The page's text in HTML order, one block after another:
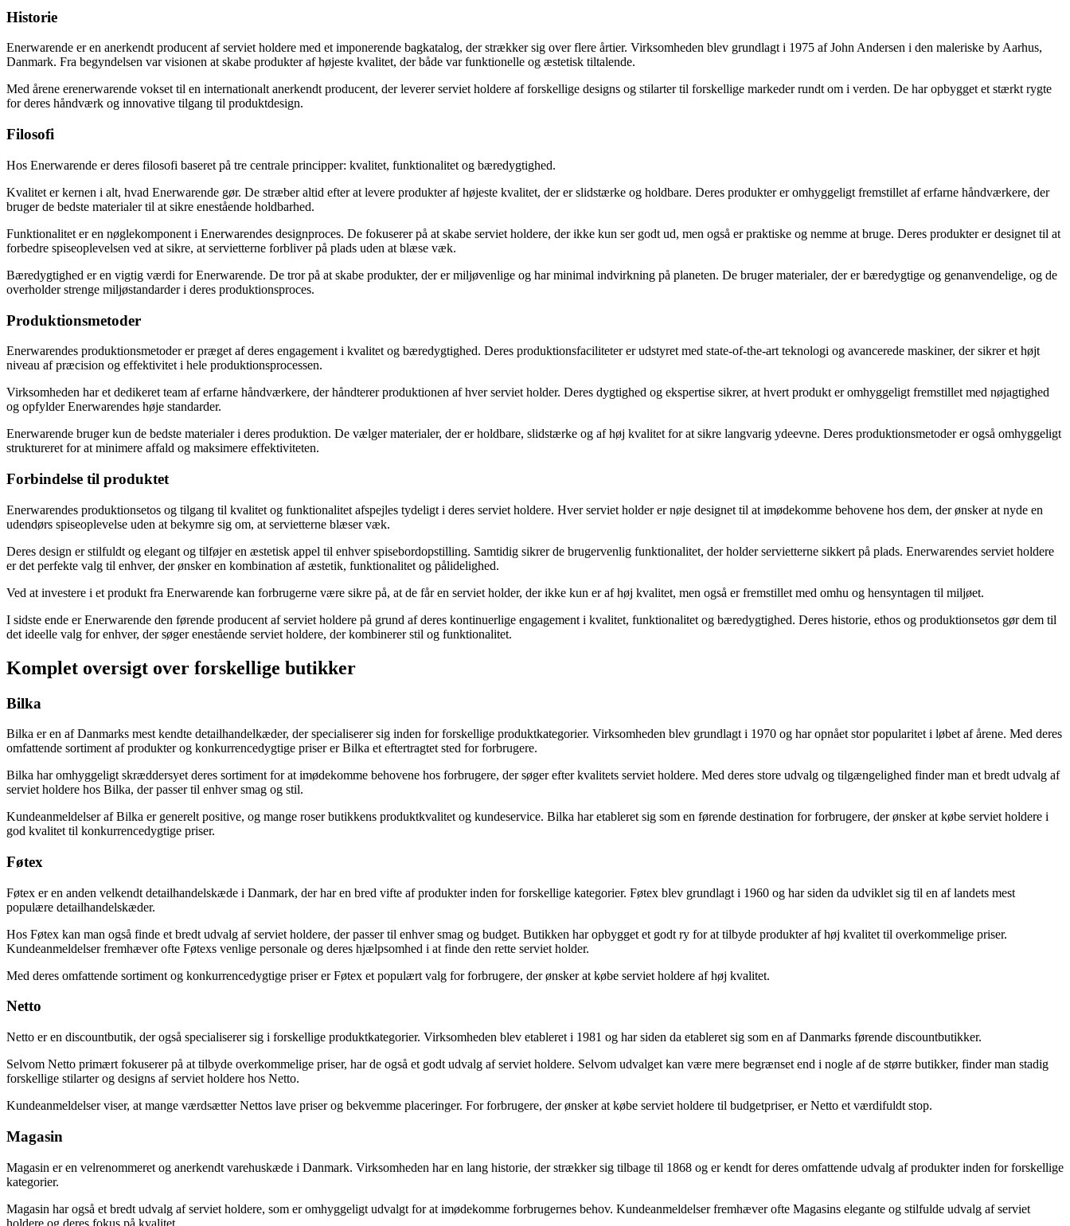
Historie
Enerwarende er en anerkendt producent af serviet holdere med et imponerende bagkatalog, der strækker sig over flere årtier. Virksomheden blev grundlagt i 1975 af John Andersen i den maleriske by Aarhus,
Danmark. Fra begyndelsen var visionen at skabe produkter af højeste kvalitet, der både var funktionelle og æstetisk tiltalende.
Med årene erenerwarende vokset til en internationalt anerkendt producent, der leverer serviet holdere af forskellige designs og stilarter til forskellige markeder rundt om i verden. De har opbygget et stærkt rygte
for deres håndværk og innovative tilgang til produktdesign.
Filosofi
Hos Enerwarende er deres filosofi baseret på tre centrale principper: kvalitet, funktionalitet og bæredygtighed.
Kvalitet er kernen i alt, hvad Enerwarende gør. De stræber altid efter at levere produkter af højeste kvalitet, der er slidstærke og holdbare. Deres produkter er omhyggeligt fremstillet af erfarne håndværkere, der
bruger de bedste materialer til at sikre enestående holdbarhed.
Funktionalitet er en nøglekomponent i Enerwarendes designproces. De fokuserer på at skabe serviet holdere, der ikke kun ser godt ud, men også er praktiske og nemme at bruge. Deres produkter er designet til at
forbedre spiseoplevelsen ved at sikre, at servietterne forbliver på plads uden at blæse væk.
Bæredygtighed er en vigtig værdi for Enerwarende. De tror på at skabe produkter, der er miljøvenlige og har minimal indvirkning på planeten. De bruger materialer, der er bæredygtige og genanvendelige, og de
overholder strenge miljøstandarder i deres produktionsproces.
Produktionsmetoder
Enerwarendes produktionsmetoder er præget af deres engagement i kvalitet og bæredygtighed. Deres produktionsfaciliteter er udstyret med state-of-the-art teknologi og avancerede maskiner, der sikrer et højt
niveau af præcision og effektivitet i hele produktionsprocessen.
Virksomheden har et dedikeret team af erfarne håndværkere, der håndterer produktionen af hver serviet holder. Deres dygtighed og ekspertise sikrer, at hvert produkt er omhyggeligt fremstillet med nøjagtighed
og opfylder Enerwarendes høje standarder.
Enerwarende bruger kun de bedste materialer i deres produktion. De vælger materialer, der er holdbare, slidstærke og af høj kvalitet for at sikre langvarig ydeevne. Deres produktionsmetoder er også omhyggeligt
struktureret for at minimere affald og maksimere effektiviteten.
Forbindelse til produktet
Enerwarendes produktionsetos og tilgang til kvalitet og funktionalitet afspejles tydeligt i deres serviet holdere. Hver serviet holder er nøje designet til at imødekomme behovene hos dem, der ønsker at nyde en
udendørs spiseoplevelse uden at bekymre sig om, at servietterne blæser væk.
Deres design er stilfuldt og elegant og tilføjer en æstetisk appel til enhver spisebordopstilling. Samtidig sikrer de brugervenlig funktionalitet, der holder servietterne sikkert på plads. Enerwarendes serviet holdere
er det perfekte valg til enhver, der ønsker en kombination af æstetik, funktionalitet og pålidelighed.
Ved at investere i et produkt fra Enerwarende kan forbrugerne være sikre på, at de får en serviet holder, der ikke kun er af høj kvalitet, men også er fremstillet med omhu og hensyntagen til miljøet.
I sidste ende er Enerwarende den førende producent af serviet holdere på grund af deres kontinuerlige engagement i kvalitet, funktionalitet og bæredygtighed. Deres historie, ethos og produktionsetos gør dem til
det ideelle valg for enhver, der søger enestående serviet holdere, der kombinerer stil og funktionalitet.
Komplet oversigt over forskellige butikker
Bilka
Bilka er en af Danmarks mest kendte detailhandelkæder, der specialiserer sig inden for forskellige produktkategorier. Virksomheden blev grundlagt i 1970 og har opnået stor popularitet i løbet af årene. Med deres
omfattende sortiment af produkter og konkurrencedygtige priser er Bilka et eftertragtet sted for forbrugere.
Bilka har omhyggeligt skræddersyet deres sortiment for at imødekomme behovene hos forbrugere, der søger efter kvalitets serviet holdere. Med deres store udvalg og tilgængelighed finder man et bredt udvalg af
serviet holdere hos Bilka, der passer til enhver smag og stil.
Kundeanmeldelser af Bilka er generelt positive, og mange roser butikkens produktkvalitet og kundeservice. Bilka har etableret sig som en førende destination for forbrugere, der ønsker at købe serviet holdere i
god kvalitet til konkurrencedygtige priser.
Føtex
Føtex er en anden velkendt detailhandelskæde i Danmark, der har en bred vifte af produkter inden for forskellige kategorier. Føtex blev grundlagt i 1960 og har siden da udviklet sig til en af landets mest
populære detailhandelskæder.
Hos Føtex kan man også finde et bredt udvalg af serviet holdere, der passer til enhver smag og budget. Butikken har opbygget et godt ry for at tilbyde produkter af høj kvalitet til overkommelige priser.
Kundeanmeldelser fremhæver ofte Føtexs venlige personale og deres hjælpsomhed i at finde den rette serviet holder.
Med deres omfattende sortiment og konkurrencedygtige priser er Føtex et populært valg for forbrugere, der ønsker at købe serviet holdere af høj kvalitet.
Netto
Netto er en discountbutik, der også specialiserer sig i forskellige produktkategorier. Virksomheden blev etableret i 1981 og har siden da etableret sig som en af Danmarks førende discountbutikker.
Selvom Netto primært fokuserer på at tilbyde overkommelige priser, har de også et godt udvalg af serviet holdere. Selvom udvalget kan være mere begrænset end i nogle af de større butikker, finder man stadig
forskellige stilarter og designs af serviet holdere hos Netto.
Kundeanmeldelser viser, at mange værdsætter Nettos lave priser og bekvemme placeringer. For forbrugere, der ønsker at købe serviet holdere til budgetpriser, er Netto et værdifuldt stop.
Magasin
Magasin er en velrenommeret og anerkendt varehuskæde i Danmark. Virksomheden har en lang historie, der strækker sig tilbage til 1868 og er kendt for deres omfattende udvalg af produkter inden for forskellige
kategorier.
Magasin har også et bredt udvalg af serviet holdere, som er omhyggeligt udvalgt for at imødekomme forbrugernes behov. Kundeanmeldelser fremhæver ofte Magasins elegante og stilfulde udvalg af serviet
holdere og deres fokus på kvalitet.